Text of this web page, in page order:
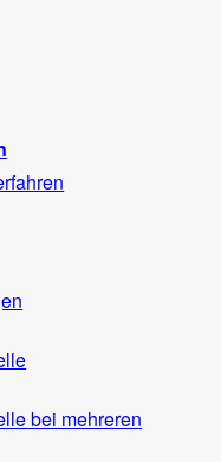
bei mehreren